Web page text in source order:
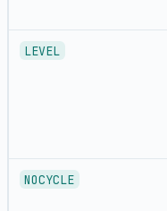
LEVEL
NOCYCLE